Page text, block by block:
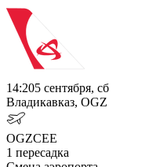
14:205 сентября, сб
Владикавказ, OGZ
OGZCEE
1 пересадка